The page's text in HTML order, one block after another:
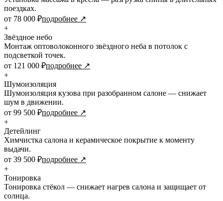
поездках.
от 78 000 ₽подробнее ↗
+
Звёздное небо
Монтаж оптоволоконного звёздного неба в потолок с
подсветкой точек.
от 121 000 ₽подробнее ↗
+
Шумоизоляция
Шумоизоляция кузова при разобранном салоне — снижает
шум в движении.
от 99 500 ₽подробнее ↗
+
Детейлинг
Химчистка салона и керамическое покрытие к моменту
выдачи.
от 39 500 ₽подробнее ↗
+
Тонировка
Тонировка стёкол — снижает нагрев салона и защищает от
солнца.